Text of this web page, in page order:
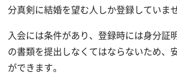
分真剣に結婚を望む人しか登録していませ
入会には条件があり、登録時には身分証
の書類を提出しなくてはならないため、
ができます。